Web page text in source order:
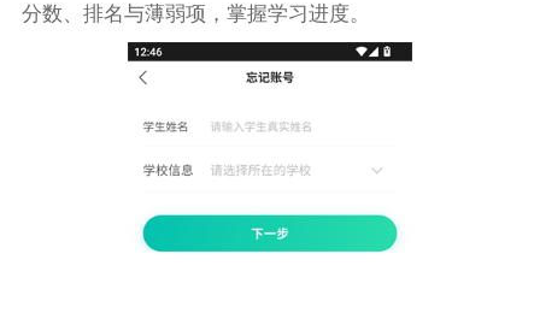
分数、排名与薄弱项，掌握学习进度。